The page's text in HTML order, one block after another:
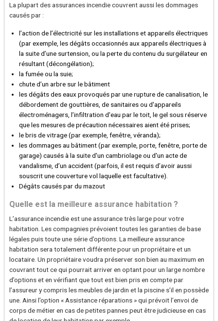
La plupart des assurances incendie couvrent aussi les dommages
causés par :
l’action de l’électricité sur les installations et appareils électriques
(par exemple, les dégâts occasionnés aux appareils électriques à
la suite d’une surtension, ou la perte du contenu du surgélateur en
résultant (décongélation);
la fumée ou la suie;
chute d’un arbre sur le bâtiment
les dégâts des eaux provoqués par une rupture de canalisation, le
débordement de gouttières, de sanitaires ou d'appareils
électroménagers, l’infiltration d'eau par le toit, le gel sous réserve
que les mesures de précaution nécessaires aient été prises;
le bris de vitrage (par exemple, fenêtre, véranda);
les dommages au bâtiment (par exemple, porte, fenêtre, porte de
garage) causés à la suite d'un cambriolage ou d'un acte de
vandalisme, d’un accident (parfois, il est requis d’avoir aussi
souscrit une couverture vol laquelle est facultative).
Dégâts causés par du mazout
Quelle est la meilleure assurance habitation ?
L’assurance incendie est une assurance très large pour votre
habitation. Les compagnies prévoient toutes les garanties de base
légales puis toute une série d’options. La meilleure assurance
habitation sera totalement différente pour un propriétaire et un
locataire. Un propriétaire voudra préserver son bien au maximum en
couvrant tout ce qui pourrait arriver en optant pour un large nombre
d’options et en vérifiant que tout est bien pris en compte par
l’assureur y compris les meubles de jardin et la piscine s’il en possède
une. Ainsi l’option « Assistance réparations » qui prévoit l’envoi de
corps de métier en cas de petites pannes peut être judicieuse en cas